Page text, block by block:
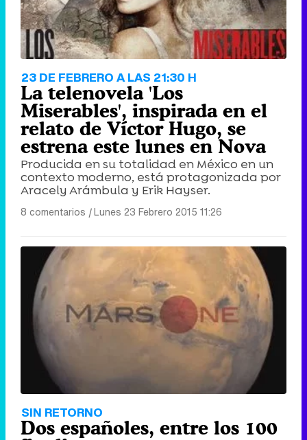
23 DE FEBRERO A LAS 21:30 H
La telenovela 'Los
Miserables', inspirada en el
relato de Víctor Hugo, se
estrena este lunes en Nova
Producida en su totalidad en México en un
contexto moderno, está protagonizada por
Aracely Arámbula y Erik Hayser.
8 comentarios |Lunes 23 Febrero 2015 11:26
SIN RETORNO
Dos españoles, entre los 100